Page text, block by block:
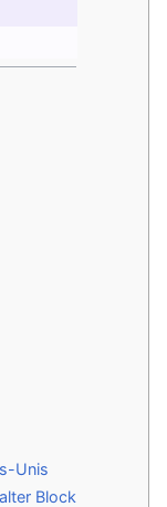
Unis
Block